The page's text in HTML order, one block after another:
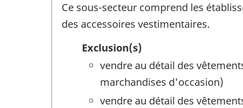
Ce sous-secteur comprend les
des accessoires vestimentaires.
Exclusion(s)
vendre au détail des
marchandises d'occasion)
vendre au détail des